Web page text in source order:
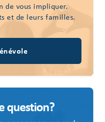
de vous impliquer.
et de leurs familles.
question?